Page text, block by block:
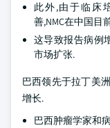
此外,由于临床
善,NMC在中国目
这导致报告病例
市场扩张.
巴西领先于拉丁美
增长.
巴西肿瘤学家和